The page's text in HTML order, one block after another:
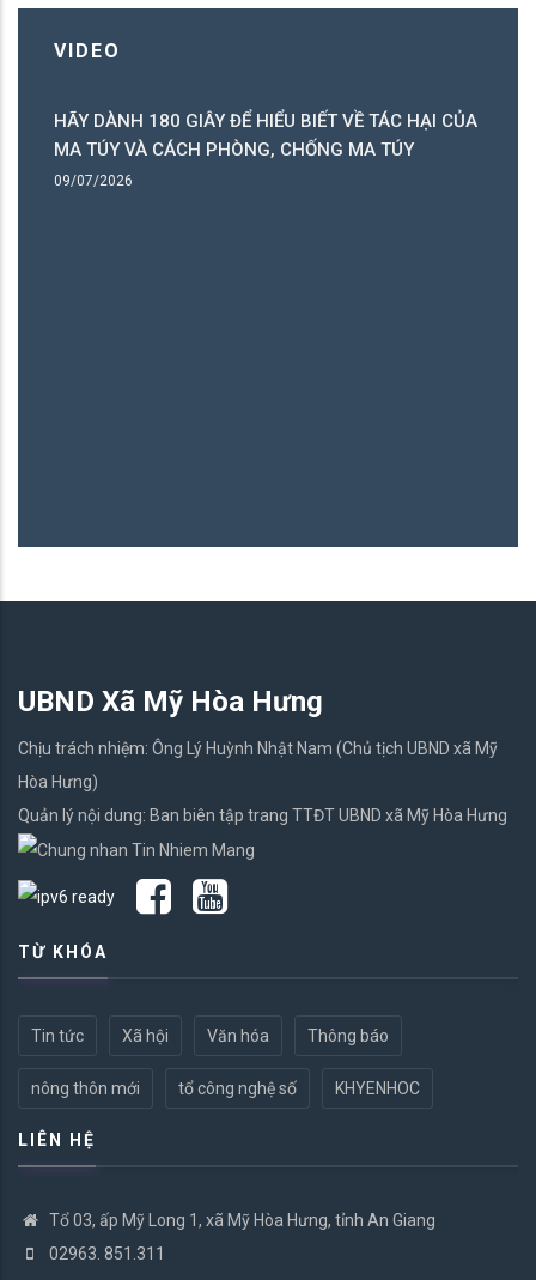
VIDEO
HÃY DÀNH 180 GIÂY ĐỂ HIỂU BIẾT VỀ TÁC HẠI CỦA
MA TÚY VÀ CÁCH PHÒNG, CHỐNG MA TÚY
09/07/2026
UBND Xã Mỹ Hòa Hưng
Chịu trách nhiệm: Ông Lý Huỳnh Nhật Nam (Chủ tịch UBND xã Mỹ
Hòa Hưng)
Quản lý nội dung: Ban biên tập trang TTĐT UBND xã Mỹ Hòa Hưng
TỪ KHÓA
Tin tức Xã hội Văn hóa Thông báo
nông thôn mới tổ công nghệ số KHYENHOC
LIÊN HỆ
Tổ 03, ấp Mỹ Long 1, xã Mỹ Hòa Hưng, tỉnh An Giang
02963. 851.311